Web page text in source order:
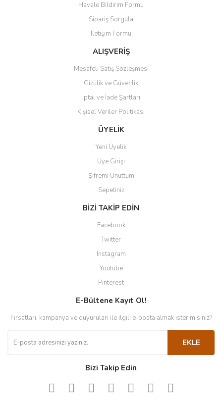
Ürün açıklamasında eksik bilgiler bulunuyor.
Ürün bilgilerinde hatalar bulunuyor.
Ürün fiyatı diğer sitelerden daha pahalı.
Bu ürüne benzer farklı alternatifler olmalı.
Gönder
Havale Bildirim Formu
Sipariş Sorgula
İletişim Formu
ALIŞVERİŞ
Mesafeli Satış Sözleşmesi
Gizlilik ve Güvenlik
İptal ve İade Şartları
Kişisel Veriler Politikası
ÜYELİK
Yeni Üyelik
Üye Girişi
Şifremi Unuttum
Sepetiniz
BİZİ TAKİP EDİN
Facebook
Twitter
Instagram
Youtube
Pinterest
E-Bültene Kayıt Ol!
Fırsatları, kampanya ve duyuruları ile ilgili e-posta almak ister misiniz?
EKLE
Bizi Takip Edin